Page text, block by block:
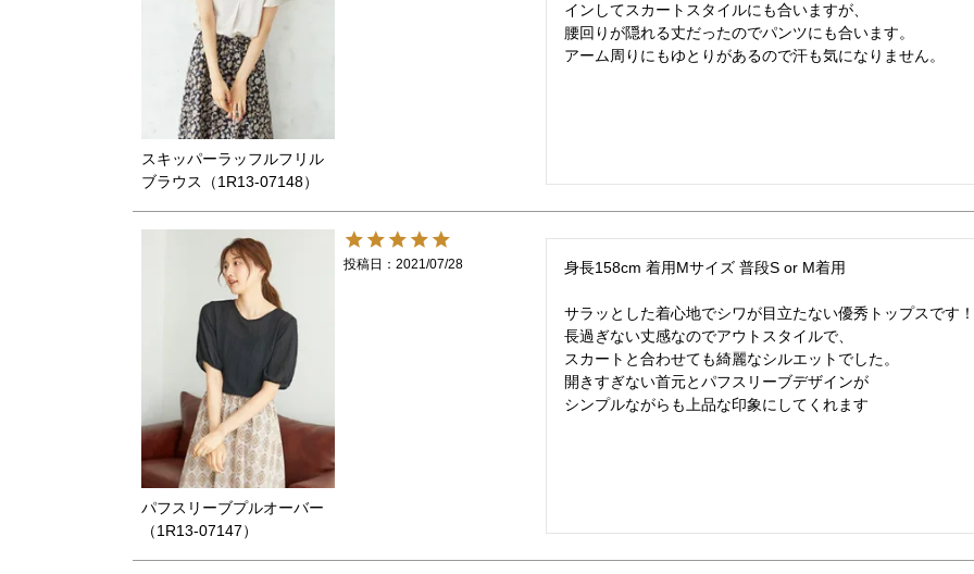
スキッパーラッフルフリル
ブラウス（1R13-07148）
インしてスカートスタイルにも合いますが、
腰回りが隠れる丈だったのでパンツにも合います。
アーム周りにもゆとりがあるので汗も気になりません。
パフスリーブプルオーバー
（1R13-07147）
投稿日 2021/07/28 身長158cm 着用Mサイズ 普段S or M着用
サラッとした着心地でシワが目立たない優秀トップスです！
長過ぎない丈感なのでアウトスタイルで、
スカートと合わせても綺麗なシルエットでした。
開きすぎない首元とパフスリーブデザインが